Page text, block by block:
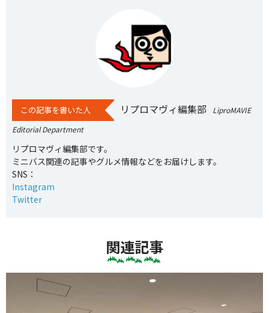
この記事を書いた人 リプロマヴィ編集部
LiproMAVIE
Editorial Department
リプロマヴィ編集部です。
ミニバス関連の記事やグルメ情報などをお届けします。
SNS：
Instagram
Twitter
関連記事